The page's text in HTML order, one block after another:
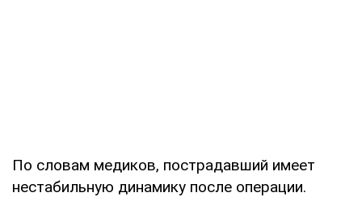
По словам медиков, пострадавший имеет
нестабильную динамику после операции.